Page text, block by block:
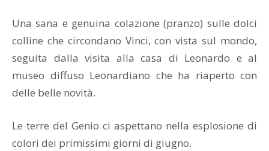
Una sana e genuina colazione (pranzo) sulle dolci
colline che circondano Vinci, con vista sul mondo,
seguita dalla visita alla casa di Leonardo e al
museo diffuso Leonardiano che ha riaperto con
delle belle novità.
Le terre del Genio ci aspettano nella esplosione di
colori dei primissimi giorni di giugno.